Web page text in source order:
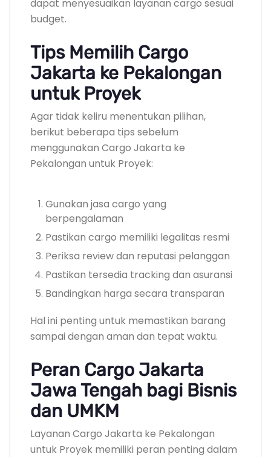
dapat menyesuaikan layanan cargo sesuai
budget.
Tips Memilih Cargo
Jakarta ke Pekalongan
untuk Proyek
Agar tidak keliru menentukan pilihan,
berikut beberapa tips sebelum
menggunakan Cargo Jakarta ke
Pekalongan untuk Proyek:
Gunakan jasa cargo yang
berpengalaman
Pastikan cargo memiliki legalitas resmi
Periksa review dan reputasi pelanggan
Pastikan tersedia tracking dan asuransi
Bandingkan harga secara transparan
Hal ini penting untuk memastikan barang
sampai dengan aman dan tepat waktu.
Peran Cargo Jakarta
Jawa Tengah bagi Bisnis
dan UMKM
Layanan Cargo Jakarta ke Pekalongan
untuk Proyek memiliki peran penting dalam